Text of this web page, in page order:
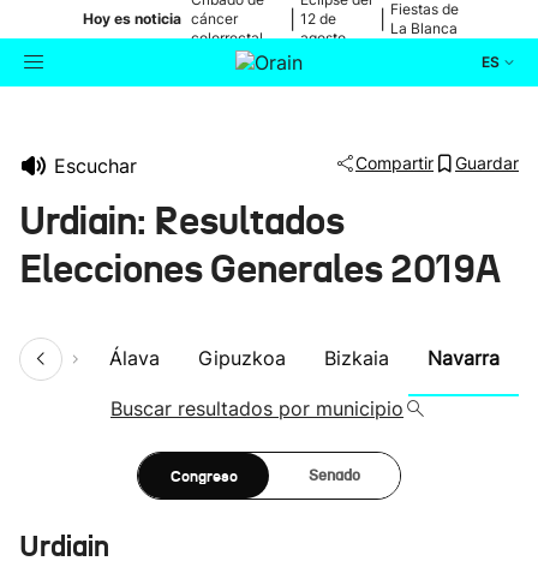
Hoy es noticia cáncer
colorrectal
12 de
agosto
Fiestas de
La Blanca
ES
Escuchar Compartir Guardar
Urdiain: Resultados
Elecciones Generales 2019A
Álava Gipuzkoa Bizkaia Navarra
Buscar resultados por municipio
Congreso Senado
Urdiain